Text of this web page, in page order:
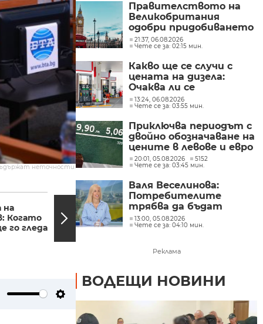
неточности.
на
Когато
го гледа
13:45, 09.01.2025
Временен закон за
бюджета приеха на
първо четене
Правителството на
Великобритания
одобри придобиването
на „Уорнър Брос
Дискавъри“ от
„Парамаунт“ за 110
млрд. долара
21:37, 06.08.2026
Чете се за: 02:15 мин.
Какво ще се случи с
цената на дизела:
Очаква ли се
поевтиняване или нов
ръст?
13:24, 06.08.2026
Чете се за: 03:55 мин.
Приключва периодът с
двойно обозначаване на
цените в левове и евро
20:01, 05.08.2026
5152
Чете се за: 03:45 мин.
Валя Веселинова:
Потребителите
трябва да бъдат
разумни, да не се
подлъгват по ниската
13:00, 05.08.2026
Чете се за: 04:10 мин.
Реклама
ВОДЕЩИ НОВИНИ